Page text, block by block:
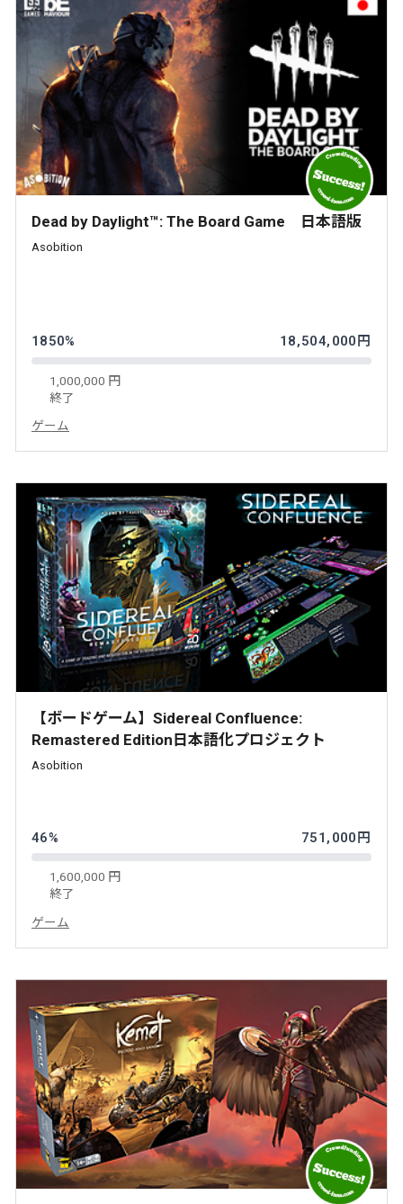
Dead by Daylight™: The Board Game 日本語版
Asobition
1850% 18,504,000円
1,000,000 円
終了
ゲーム
【ボードゲーム】Sidereal Confluence:
Remastered Edition日本語化プロジェクト
Asobition
46% 751,000円
1,600,000 円
終了
ゲーム